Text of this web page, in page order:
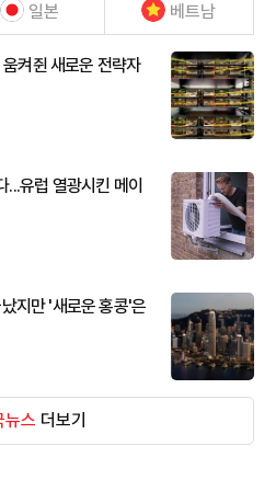
일본 베트남
켜쥔 새로운 전략자
유럽 열광시킨 메이
지만 '새로운 홍콩'은
뉴스 더보기